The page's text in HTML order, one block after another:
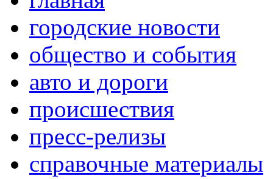
городские новости
общество и события
авто и дороги
происшествия
пресс-релизы
справочные материалы